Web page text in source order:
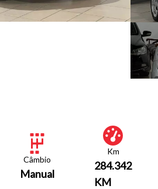
Câmbio
Manual
Km
284.342
KM